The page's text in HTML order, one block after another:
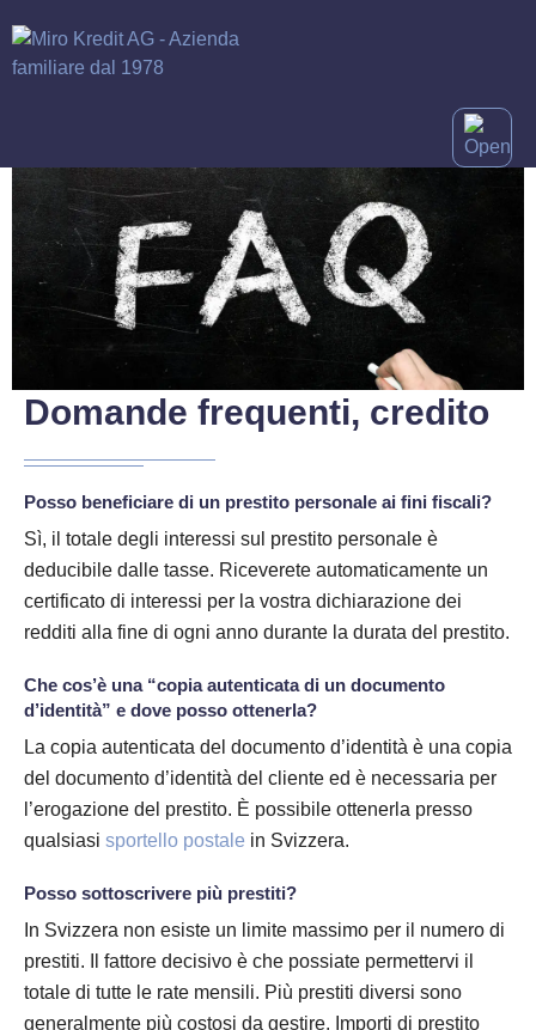
Domande frequenti, credito
Posso beneficiare di un prestito personale ai fini fiscali?
Sì, il totale degli interessi sul prestito personale è
deducibile dalle tasse. Riceverete automaticamente un
certificato di interessi per la vostra dichiarazione dei
redditi alla fine di ogni anno durante la durata del prestito.
Che cos’è una “copia autenticata di un documento
d’identità” e dove posso ottenerla?
La copia autenticata del documento d’identità è una copia
del documento d’identità del cliente ed è necessaria per
l’erogazione del prestito. È possibile ottenerla presso
qualsiasi sportello postale in Svizzera.
Posso sottoscrivere più prestiti?
In Svizzera non esiste un limite massimo per il numero di
prestiti. Il fattore decisivo è che possiate permettervi il
totale di tutte le rate mensili. Più prestiti diversi sono
generalmente più costosi da gestire. Importi di prestito